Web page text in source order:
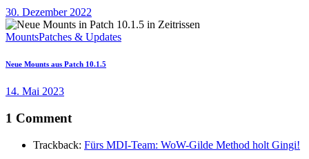
30. Dezember 2022
MountsPatches & Updates
Neue Mounts aus Patch 10.1.5
14. Mai 2023
1 Comment
Trackback: Fürs MDI-Team: WoW-Gilde Method holt Gingi!